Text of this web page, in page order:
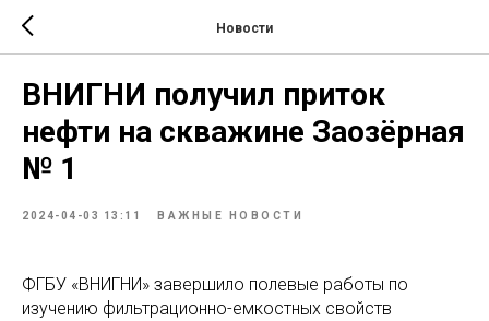
Новости
ВНИГНИ получил приток
нефти на скважине Заозёрная
№ 1
2024-04-03 13:11 ВАЖНЫЕ НОВОСТИ
ФГБУ «ВНИГНИ» завершило полевые работы по
изучению фильтрационно-емкостных свойств